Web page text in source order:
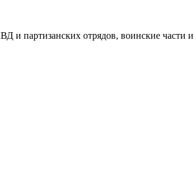
и партизанских отрядов, воинские части